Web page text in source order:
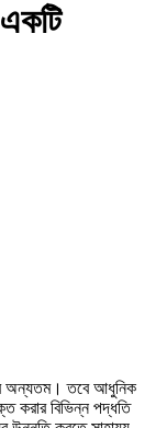
অন্যতম। তবে আধুনিক
করার বিভিন্ন পদ্ধতি